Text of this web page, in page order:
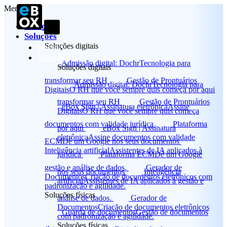
Início
Soluções digitais
Admissão digital: DochrTecnologia para
transformar seu RH
Gestão de Prontuários
DigitaisO RH que você sempre quis começa
por aqui
eBox Sign | Assinatura
eletrônicaAssine documentos com validade
jurídica
Plataforma ECMDê um Google
nos seus documentos
Inteligência
artificialAssistentes de IA aplicados à gestão e
análise de dados.
Gerador de
DocumentosCriação de documentos eletrônicos
com padronização e agilidade.
Soluções físicas
Menu
Início
Soluções
Soluções digitais
Admissão digital: DochrTecnologia para
transformar seu RH
Gestão de Prontuários
DigitaisO RH que você sempre quis começa por aqui
eBox Sign | Assinatura eletrônicaAssine
documentos com validade jurídica
Plataforma
ECMDê um Google nos seus documentos
Inteligência artificialAssistentes de IA aplicados à
gestão e análise de dados.
Gerador de
DocumentosCriação de documentos eletrônicos com
padronização e agilidade.
Soluções físicas
Guarda de documentosGestão de documentos